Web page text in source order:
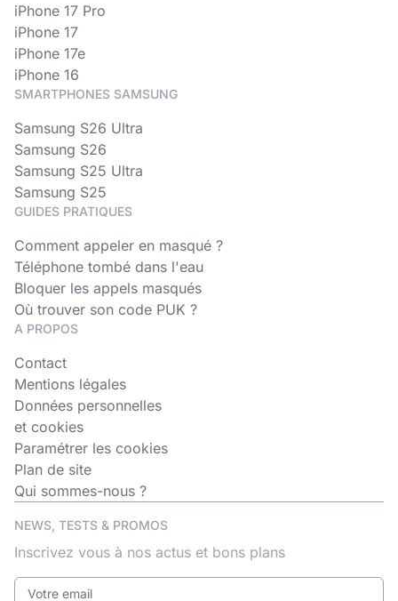
iPhone 17 Pro
iPhone 17
iPhone 17e
iPhone 16
SMARTPHONES SAMSUNG
Samsung S26 Ultra
Samsung S26
Samsung S25 Ultra
Samsung S25
GUIDES PRATIQUES
Comment appeler en masqué ?
Téléphone tombé dans l'eau
Bloquer les appels masqués
Où trouver son code PUK ?
A PROPOS
Contact
Mentions légales
Données personnelles
et cookies
Paramétrer les cookies
Plan de site
Qui sommes-nous ?
NEWS, TESTS & PROMOS
Inscrivez vous à nos actus et bons plans